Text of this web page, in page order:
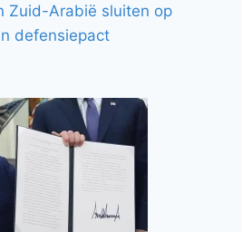
Zuid-Arabië sluiten op
defensiepact